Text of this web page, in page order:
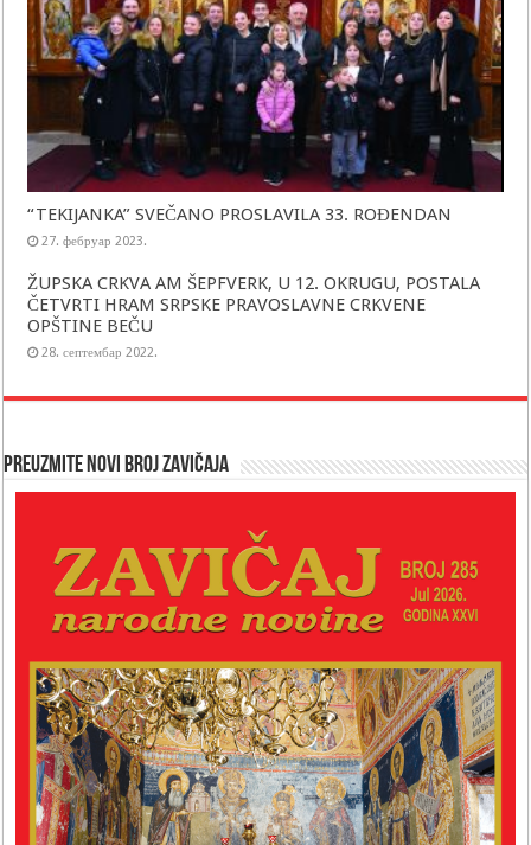
“TEKIJANKA” SVEČANO PROSLAVILA 33. ROĐENDAN
27. фебруар 2023.
ŽUPSKA CRKVA AM ŠEPFVERK, U 12. OKRUGU, POSTALA
ČETVRTI HRAM SRPSKE PRAVOSLAVNE CRKVENE
OPŠTINE BEČU
28. септембар 2022.
Preuzmite novi broj Zavičaja